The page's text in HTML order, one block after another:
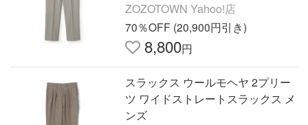
ZOZOTOWN Yahoo!店
70％OFF (20,900円引き)
8,800円
スラックス ウールモヘヤ 2プリー
ツ ワイドストレートスラックス メ
ンズ